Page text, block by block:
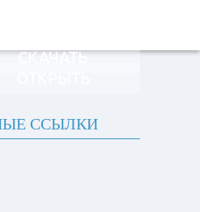
СКАЧАТЬ
ССЫЛКИ